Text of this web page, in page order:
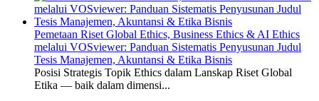
Pemetaan Riset Global Ethics, Business Ethics & AI Ethics
melalui VOSviewer: Panduan Sistematis Penyusunan Judul
Tesis Manajemen, Akuntansi & Etika Bisnis
Posisi Strategis Topik Ethics dalam Lanskap Riset Global
Etika — baik dalam dimensi...